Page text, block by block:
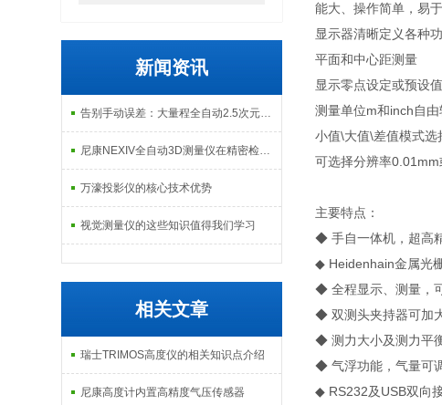
新闻资讯
告别手动误差：大量程全自动2.5次元测量机如何实现高效精密质检？
尼康NEXIV全自动3D测量仪在精密检测中的应用
万濠投影仪的核心技术优势
视觉测量仪的这些知识值得我们学习
相关文章
瑞士TRIMOS高度仪的相关知识点介绍
尼康高度计内置高精度气压传感器
能大、操作简单，易于
显示器清晰定义各种
平面和中心距测量
显示零点设定或预设
测量单位m和inch自由
小值\大值\差值模式
可选择分辨率
主要特点：
◆ 手自一体机，超高
◆ Heidenhain金属光
◆ 全程显示、测量，
◆ 双测头夹持器可加
◆ 测力大小及测力平
◆ 气浮功能，气量可
◆ RS232及USB双向